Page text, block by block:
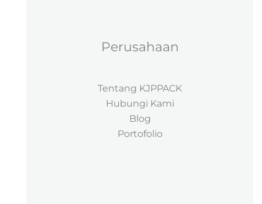
Perusahaan
Tentang KJPPACK
Hubungi Kami
Blog
Portofolio